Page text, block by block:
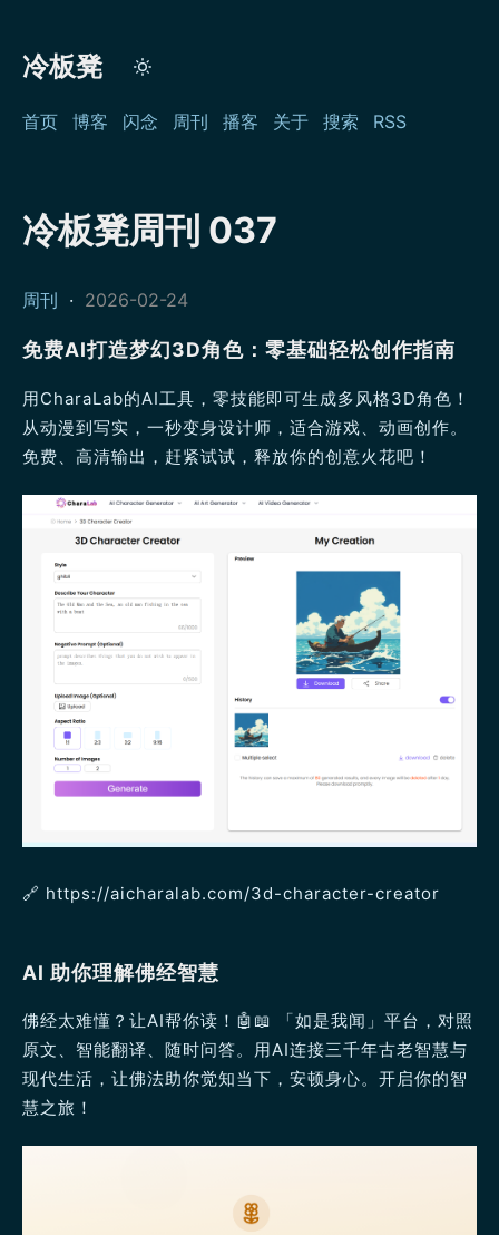
冷板凳
首页 博客 闪念 周刊 播客 关于 搜索 RSS
冷板凳周刊 037
周刊 · 2026-02-24
免费AI打造梦幻3D角色：零基础轻松创作指南
用CharaLab的AI工具，零技能即可生成多风格3D角色！
从动漫到写实，一秒变身设计师，适合游戏、动画创作。
免费、高清输出，赶紧试试，释放你的创意火花吧！
🔗 https://aicharalab.com/3d-character-creator
AI 助你理解佛经智慧
佛经太难懂？让AI帮你读！🤖📖 「如是我闻」平台，对照
原文、智能翻译、随时问答。用AI连接三千年古老智慧与
现代生活，让佛法助你觉知当下，安顿身心。开启你的智
慧之旅！